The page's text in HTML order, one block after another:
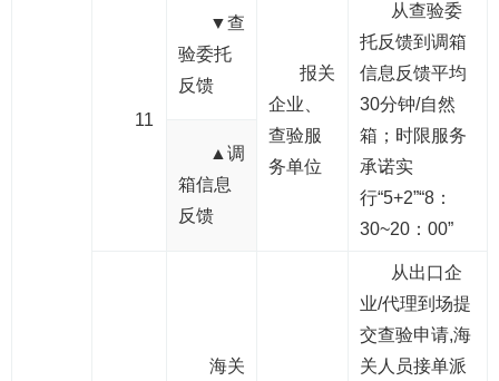
11
▼查
验委托
反馈
报关
企业、
查验服
务单位
从查验委
托反馈到调箱
信息反馈平均
30分钟/自然
箱；时限服务
承诺实
行“5+2”“8：
30~20：00”
▲调
箱信息
反馈
海关
从出口企
业/代理到场提
交查验申请,海
关人员接单派